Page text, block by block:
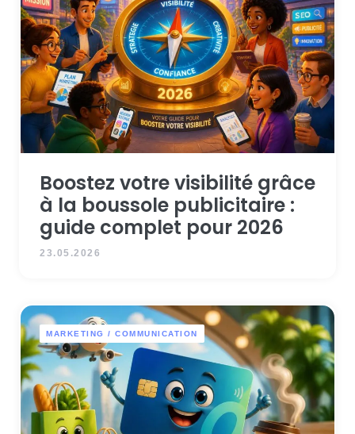
Boostez votre visibilité grâce
à la boussole publicitaire :
guide complet pour 2026
23.05.2026
MARKETING / COMMUNICATION